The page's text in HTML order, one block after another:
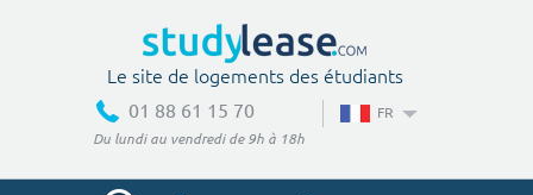
Le site de logements des étudiants
01 88 61 15 70
Du lundi au vendredi de 9h à 18h
FR